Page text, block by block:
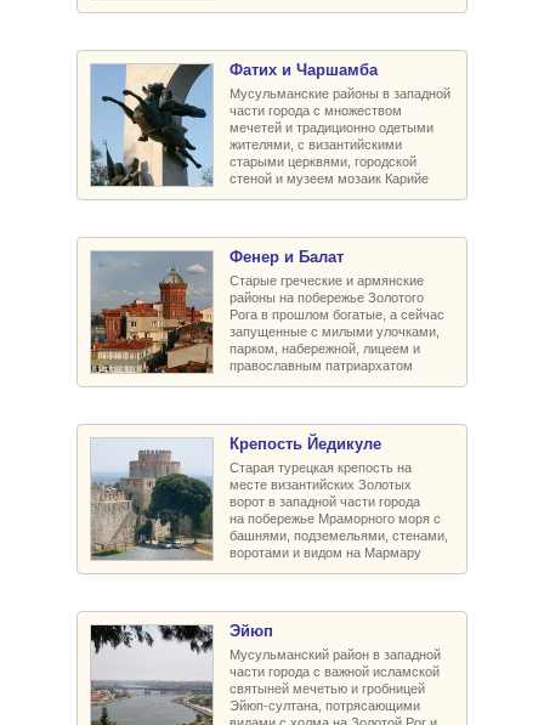
Фатих и Чаршамба
Мусульманские районы в западной
части города с множеством
мечетей и традиционно одетыми
жителями, с византийскими
старыми церквями, городской
стеной и музеем мозаик Карийе
Фенер и Балат
Старые греческие и армянские
районы на побережье Золотого
Рога в прошлом богатые, а сейчас
запущенные с милыми улочками,
парком, набережной, лицеем и
православным патриархатом
Крепость Йедикуле
Старая турецкая крепость на
месте византийских Золотых
ворот в западной части города
на побережье Мраморного моря с
башнями, подземельями, стенами,
воротами и видом на Мармару
Эйюп
Мусульманский район в западной
части города с важной исламской
святыней мечетью и гробницей
Эйюп-султана, потрясающими
видами с холма на Золотой Рог и